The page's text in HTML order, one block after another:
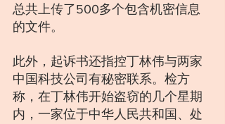
总共上传了500多个包含机密信息
的文件。
此外，起诉书还指控丁林伟与两家
中国科技公司有秘密联系。检方
称，在丁林伟开始盗窃的几个星期
内，一家位于中华人民共和国、处